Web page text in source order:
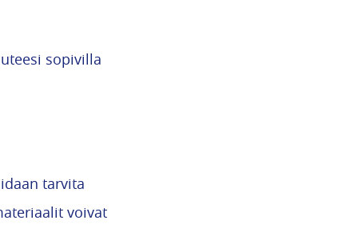
sopivilla
tarvita
voivat